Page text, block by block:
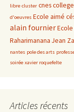
libre cluster cnes
d'oeuvres Ecole aimé
alain fournier
Raharimanana Jean
nantes pole des arts
soirée xavier roquefelte
Articles récents